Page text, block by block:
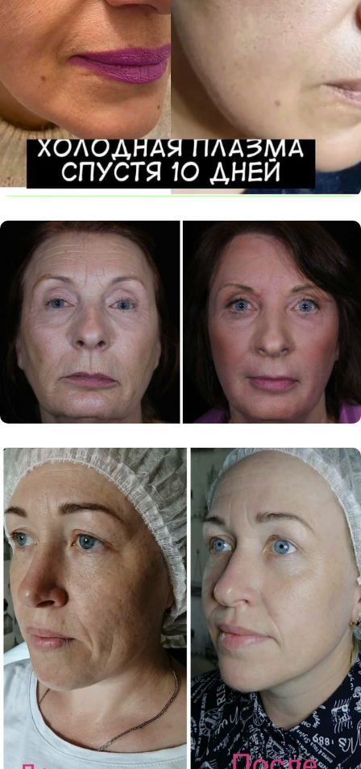
БЕСПЛАТНАЯ КОНСУЛЬТАЦИЯ
КОСМЕТОЛОГА
Оставьте заявку прямо сейчас и узнайте
подробнее о наших услугах и акциях!
Ваше имя
+7
Я даю согласие на обработку моих персональных
данных и ознакомлен(а) с политикой
конфиденциальности